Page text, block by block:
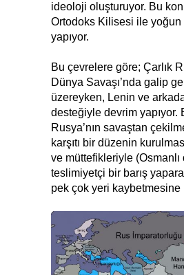
ideoloji oluşturuyor. Bu
Ortodoks Kilisesi ile yoğun
yapıyor.
Bu çevrelere göre; Çarlık
Dünya Savaşı’nda galip
üzereyken, Lenin ve
desteğiyle devrim yapıyor.
Rusya’nın savaştan
karşıtı bir düzenin
ve müttefikleriyle (Osmanlı
teslimiyetçi bir barış
pek çok yeri kaybetmesine